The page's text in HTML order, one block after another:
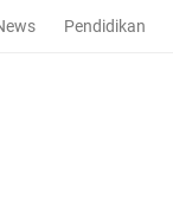
Pendidikan